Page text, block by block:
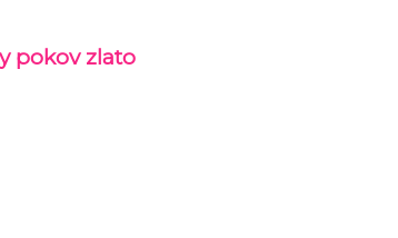
pokov zlato